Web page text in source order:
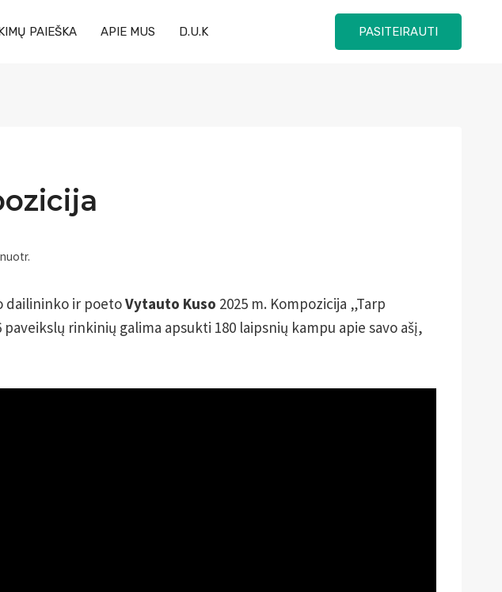
PAIEŠKA APIE MUS D.U.K PASITEIRAUTI
dailininko ir poetoVytauto Kuso 2025 m. Kompozicija „Tarp
rinkinių galima apsukti 180 laipsnių kampu apie savo ašį,